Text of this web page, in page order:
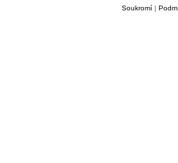
Soukromí|